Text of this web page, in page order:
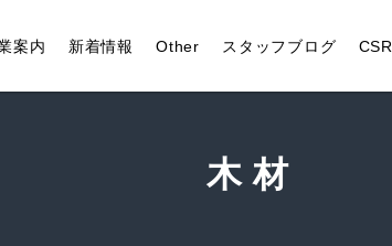
案内 新着情報 Other スタッフブログ CSR
木材